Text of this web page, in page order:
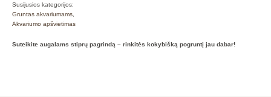
Susijusios kategorijos:
Gruntas akvariumams,
Akvariumo apšvietimas
Suteikite augalams stiprų pagrindą – rinkitės kokybišką pogruntį jau dabar!